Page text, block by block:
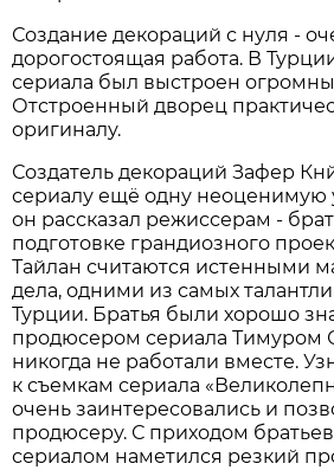
Создание декораций с нуля -
дорогостоящая работа. В
сериала был выстроен
Отстроенный дворец
оригиналу.
Создатель декораций Зафер
сериалу ещё одну неоценимую
он рассказал режиссерам -
подготовке грандиозного
Тайлан считаются истенными
дела, одними из самых
Турции. Братья были хорошо
продюсером сериала Тимуром
никогда не работали вместе.
к съемкам сериала
очень заинтересовались и
продюсеру. С приходом
сериалом наметился резкий